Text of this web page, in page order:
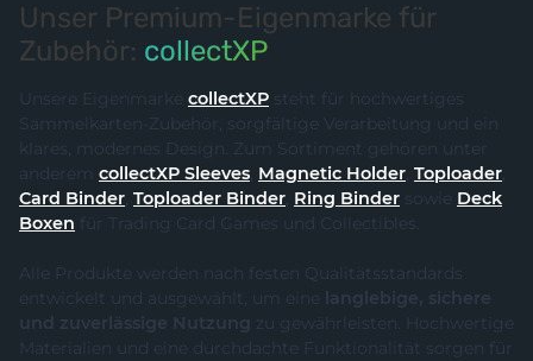
Unser Premium-Eigenmarke für
Zubehör: collectXP
Unsere Eigenmarke collectXP steht für hochwertiges
Sammelkarten-Zubehör, sorgfältige Verarbeitung und ein
klares, modernes Design. Zum Sortiment gehören unter
anderem collectXP Sleeves, Magnetic Holder, Toploader,
Card Binder, Toploader Binder, Ring Binder sowie Deck
Boxen für Trading Card Games und Collectibles.
Alle Produkte werden nach festen Qualitätsstandards
entwickelt und ausgewählt, um eine langlebige, sichere
und zuverlässige Nutzung zu gewährleisten. Hochwertige
Materialien und eine durchdachte Funktionalität sorgen für